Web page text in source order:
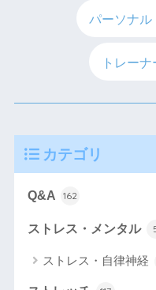
パーソナル
トレー
カテゴリ
Q&A 162
ストレス・メンタル
ストレス・自律神経